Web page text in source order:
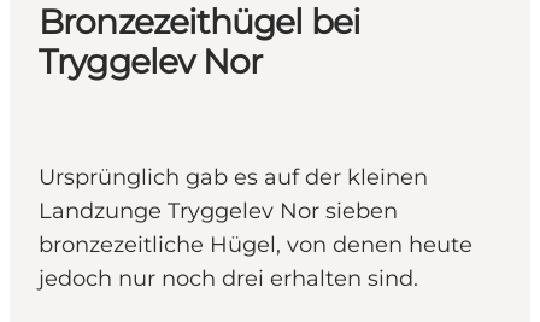
Bronzezeithügel bei
Tryggelev Nor
Ursprünglich gab es auf der kleinen
Landzunge Tryggelev Nor sieben
bronzezeitliche Hügel, von denen heute
jedoch nur noch drei erhalten sind.